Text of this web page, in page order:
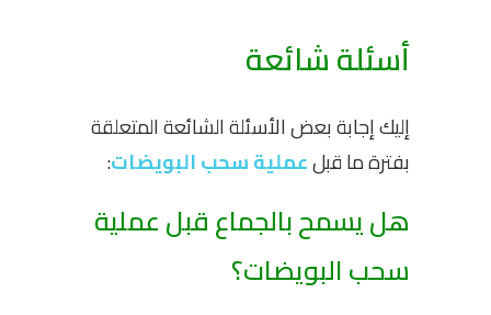
أسئلة شائعة
إليك إجابة بعض الأسئلة الشائعة المتعلقة
بفترة ما قبلعملية سحب البويضات:
هل يسمح بالجماع قبل عملية
سحب البويضات؟